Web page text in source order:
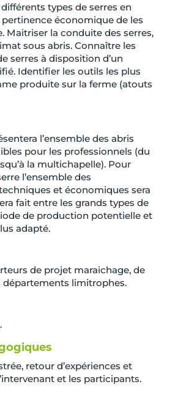
types de serres en
économique de les
Maitriser la conduite des serres,
sous abris. Connaître les
serres à disposition d’un
Identifier les outils les plus
produite sur la ferme (atouts
l’ensemble des abris
pour les professionnels (du
la multichapelle). Pour
l’ensemble des
et économiques sera
fait entre les grands types de
de production potentielle et
adapté.
de projet maraichage, de
départements limitrophes.
retour d’expériences et
et les participants.